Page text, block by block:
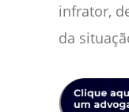
infrator,
da